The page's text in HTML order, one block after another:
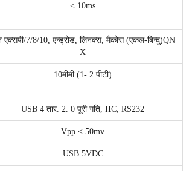
< 10ms
एक्सपी/7/8/10, एन्ड्रोड, लिनक्स, मैकोस (एकल-बिन्दु)QN
X
10मीमी (1- 2 पीटी)
USB 4 तार. 2. 0 पूरी गति, IIC, RS232
Vpp < 50mv
USB 5VDC